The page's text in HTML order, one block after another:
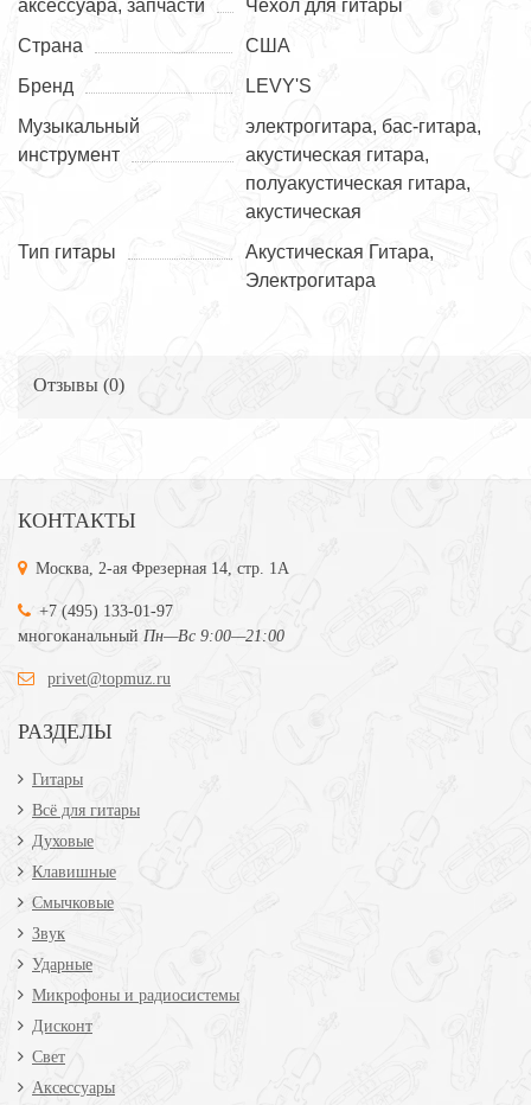
аксессуара, запчасти
Чехол для гитары
Страна
США
Бренд
LEVY'S
Музыкальный
инструмент
электрогитара, бас-гитара,
акустическая гитара,
полуакустическая гитара,
акустическая
Тип гитары
Акустическая Гитара,
Электрогитара
Отзывы (0)
КОНТАКТЫ
Москва, 2-ая Фрезерная 14, стр. 1А
+7 (495) 133-01-97
многоканальный Пн—Вс 9:00—21:00
privet@topmuz.ru
РАЗДЕЛЫ
Гитары
Всё для гитары
Духовые
Клавишные
Смычковые
Звук
Ударные
Микрофоны и радиосистемы
Дисконт
Свет
Аксессуары